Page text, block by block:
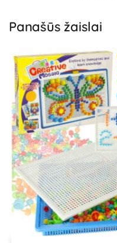
Panašūs žaislai